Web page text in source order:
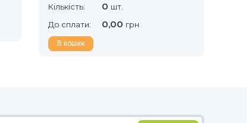
Кількість: 0 шт.
До сплати:
0,00 грн
В кошик